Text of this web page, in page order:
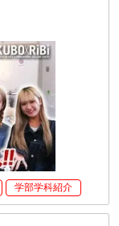
学部学科紹介